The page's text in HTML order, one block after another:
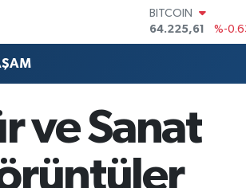
DOLAR
47,7143
%0.16
EURO
6510.40
BİST100
BITCOIN
ve Sanat